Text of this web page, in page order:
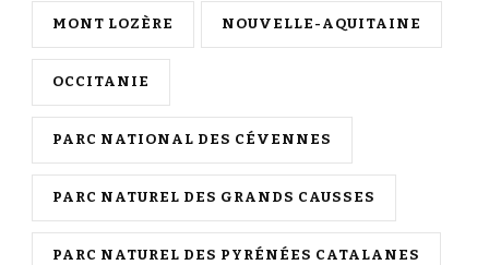
MONT LOZÈRE NOUVELLE-AQUITAINE
OCCITANIE
PARC NATIONAL DES CÉVENNES
PARC NATUREL DES GRANDS CAUSSES
PARC NATUREL DES PYRÉNÉES CATALANES